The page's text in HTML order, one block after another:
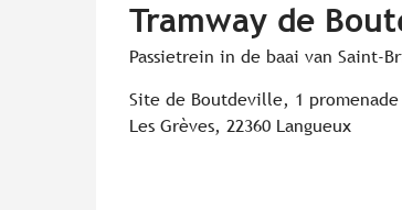
Tramway de
Passietrein in de baai van Saint-
Site de Boutdeville, 1
Les Grèves, 22360 Langueux